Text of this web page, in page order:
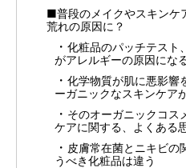
■普段のメイクやスキンケ
荒れの原因に？
化粧品のパッチテスト
がアレルギーの原因にな
化学物質が肌に悪影響
ーガニックなスキンケア
そのオーガニックコス
ケアに関する、よくある
皮膚常在菌とニキビの
うべき化粧品は違う